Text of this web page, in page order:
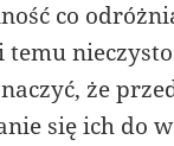
co
że
się ich do